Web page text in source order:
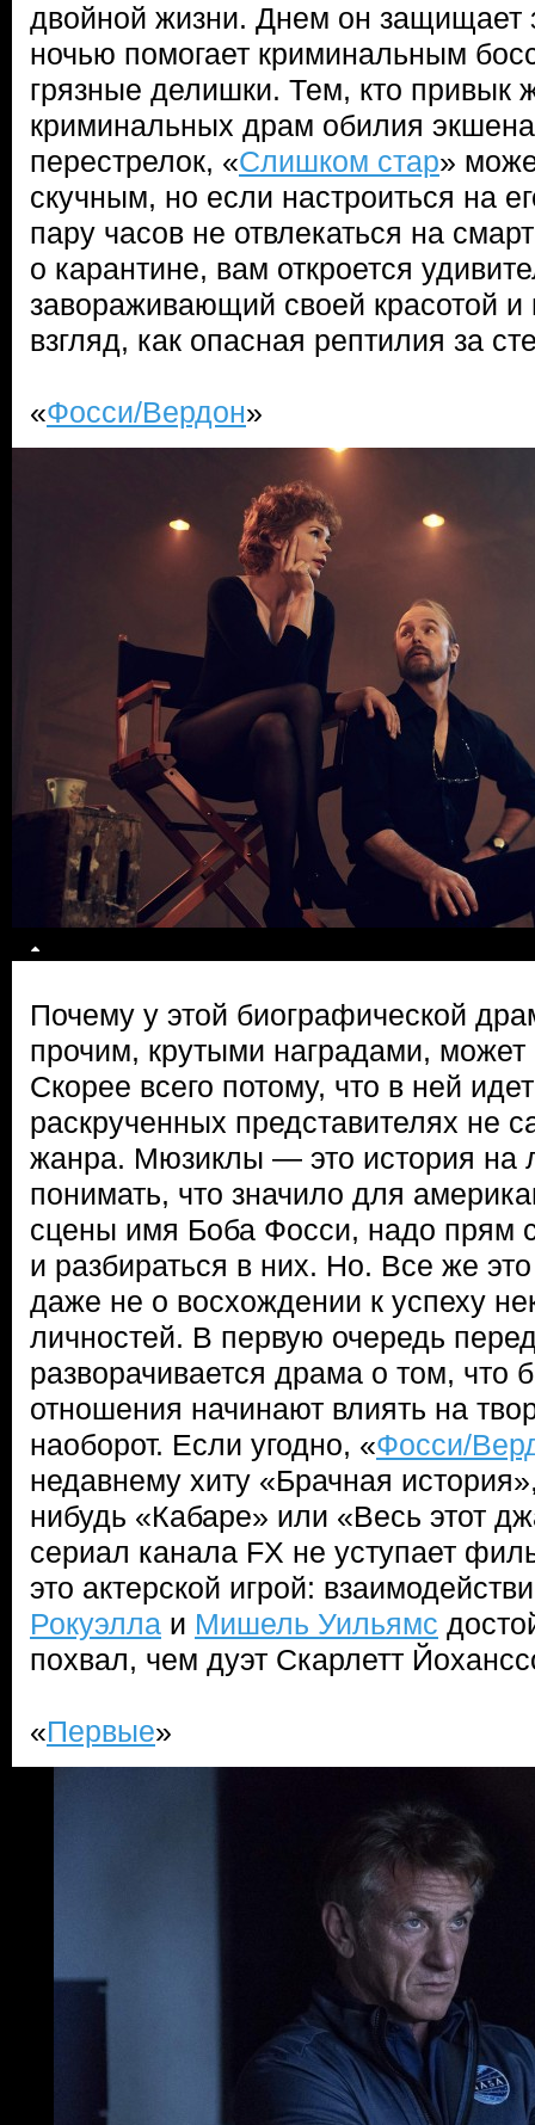
двойной жизни. Днем он защищает
ночью помогает криминальным
грязные делишки. Тем, кто привык
криминальных драм обилия
перестрелок, «Слишком стар»
скучным, но если настроиться на
пару часов не отвлекаться на
о карантине, вам откроется
завораживающий своей красотой
взгляд, как опасная рептилия за
«Фосси/Вердон»
Почему у этой биографической
прочим, крутыми наградами, может
Скорее всего потому, что в ней
раскрученных представителях не
жанра. Мюзиклы — это история на
понимать, что значило для
сцены имя Боба Фосси, надо прям
и разбираться в них. Но. Все же
даже не о восхождении к успеху
личностей. В первую очередь
разворачивается драма о том, что
отношения начинают влиять на
наоборот. Если угодно, «Фосси/
недавнему хиту «Брачная
нибудь «Кабаре» или «Весь этот
сериал канала FX не уступает
это актерской игрой:
Рокуэлла и Мишель Уильямс
похвал, чем дуэт Скарлетт
«Первые»